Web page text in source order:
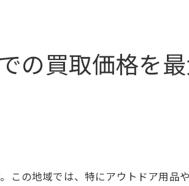
の買取価格を
この地域では、特にアウトドア用品